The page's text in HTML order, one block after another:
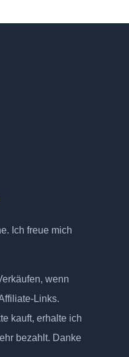
Ich freue mich
wenn
Links.
kauft, erhalte ich
bezahlt. Danke